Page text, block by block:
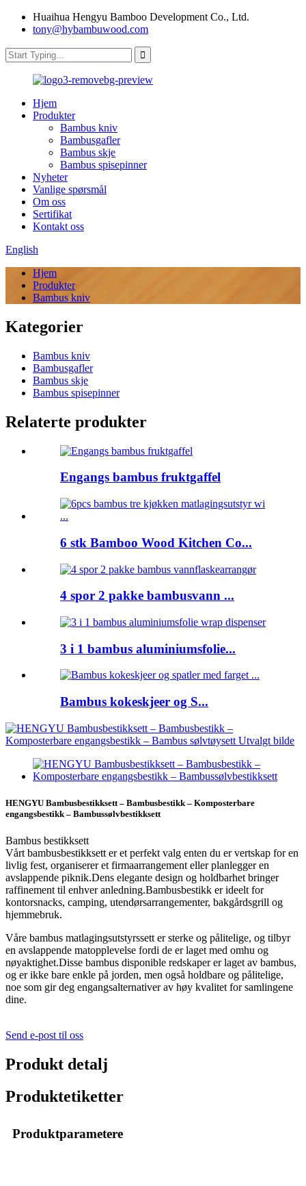
Huaihua Hengyu Bamboo Development Co., Ltd.
tony@hybambuwood.com
Hjem
Produkter
Bambus kniv
Bambusgafler
Bambus skje
Bambus spisepinner
Nyheter
Vanlige spørsmål
Om oss
Sertifikat
Kontakt oss
English
Hjem
Produkter
Bambus kniv
Kategorier
Bambus kniv
Bambusgafler
Bambus skje
Bambus spisepinner
Relaterte produkter
Engangs bambus fruktgaffel
6 stk Bamboo Wood Kitchen Co...
4 spor 2 pakke bambusvann ...
3 i 1 bambus aluminiumsfolie...
Bambus kokeskjeer og S...
HENGYU Bambusbestikksett – Bambusbestikk – Komposterbare
engangsbestikk – Bambussølvbestikksett
Bambus bestikksett
Vårt bambusbestikksett er et perfekt valg enten du er vertskap for en
livlig fest, organiserer et firmaarrangement eller planlegger en
avslappende piknik.Dens elegante design og holdbarhet bringer
raffinement til enhver anledning.Bambusbestikk er ideelt for
kontorsnacks, camping, utendørsarrangementer, bakgårdsgrill og
hjemmebruk.
Våre bambus matlagingsutstyrssett er sterke og pålitelige, og tilbyr
en avslappende matopplevelse fordi de er laget med omhu og
nøyaktighet.Disse bambus disponible redskaper er laget av bambus,
og er ikke bare enkle på jorden, men også holdbare og pålitelige,
noe som gir deg engangsalternativer av høy kvalitet for samlingene
dine.
Send e-post til oss
Produkt detalj
Produktetiketter
Produktparametere